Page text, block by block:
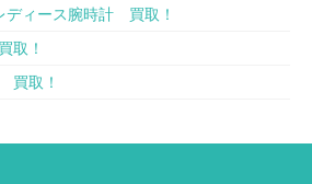
ディース腕時計 買取！
取！
買取！